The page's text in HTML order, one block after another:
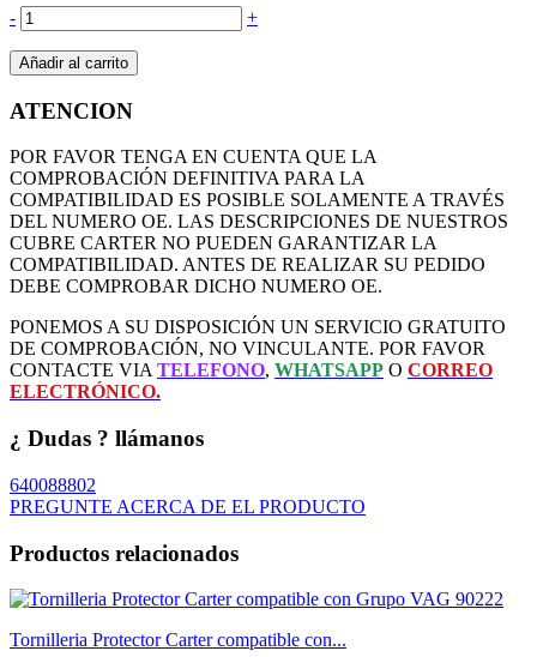
- +
Añadir al carrito
ATENCION
POR FAVOR TENGA EN CUENTA QUE LA
COMPROBACIÓN DEFINITIVA PARA LA
COMPATIBILIDAD ES POSIBLE SOLAMENTE A TRAVÉS
DEL NUMERO OE. LAS DESCRIPCIONES DE NUESTROS
CUBRE CARTER NO PUEDEN GARANTIZAR LA
COMPATIBILIDAD. ANTES DE REALIZAR SU PEDIDO
DEBE COMPROBAR DICHO NUMERO OE.
PONEMOS A SU DISPOSICIÓN UN SERVICIO GRATUITO
DE COMPROBACIÓN, NO VINCULANTE. POR FAVOR
CONTACTE VIATELEFONO, WHATSAPP O CORREO
ELECTRÓNICO.
¿ Dudas ? llámanos
640088802
PREGUNTE ACERCA DE EL PRODUCTO
Productos relacionados
Tornilleria Protector Carter compatible con...